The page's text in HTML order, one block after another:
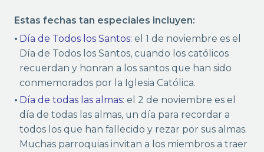
Estas fechas tan especiales incluyen:
Día de Todos los Santos: el 1 de noviembre es el
Día de Todos los Santos, cuando los católicos
recuerdan y honran a los santos que han sido
conmemorados por la Iglesia Católica.
Día de todas las almas: el 2 de noviembre es el
día de todas las almas, un día para recordar a
todos los que han fallecido y rezar por sus almas.
Muchas parroquias invitan a los miembros a traer